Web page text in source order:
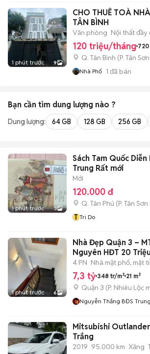
1 phút trước 9
CHO THUÊ TOÀ
TÂN BÌNH
Văn phòng Nội thất đầy
120 triệu/tháng 720
Q. Tân Bình (P. Tân
Nhà Phố 1 đã bán
Bạn cần tìm dung lượng nào ?
Dung lượng: 64 GB 128 GB 256 GB
1 phút trước 3
Sách Tam Quốc
Trung Rất mới
Mới
120.000 đ
Q. Tân Phú (P. Tân
T Tri Do
1 phút trước 6
Nhà Đẹp Quận 3 –
Nguyên HĐT 20
Tỷ
4 PN Nhà mặt phố, mặt
7,3 tỷ 348 tr/m² 21 m²
Quận 3 (P. Nhiêu Lộc
Nguyễn Thắng BĐS Trung
Mitsubishi
Trắng
2019 95.000 km Xăng